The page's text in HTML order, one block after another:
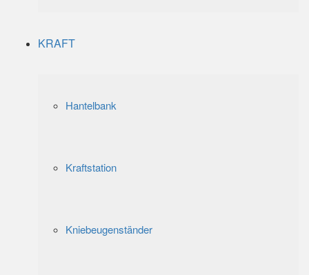
KRAFT
Hantelbank
Kraftstation
Kniebeugenständer